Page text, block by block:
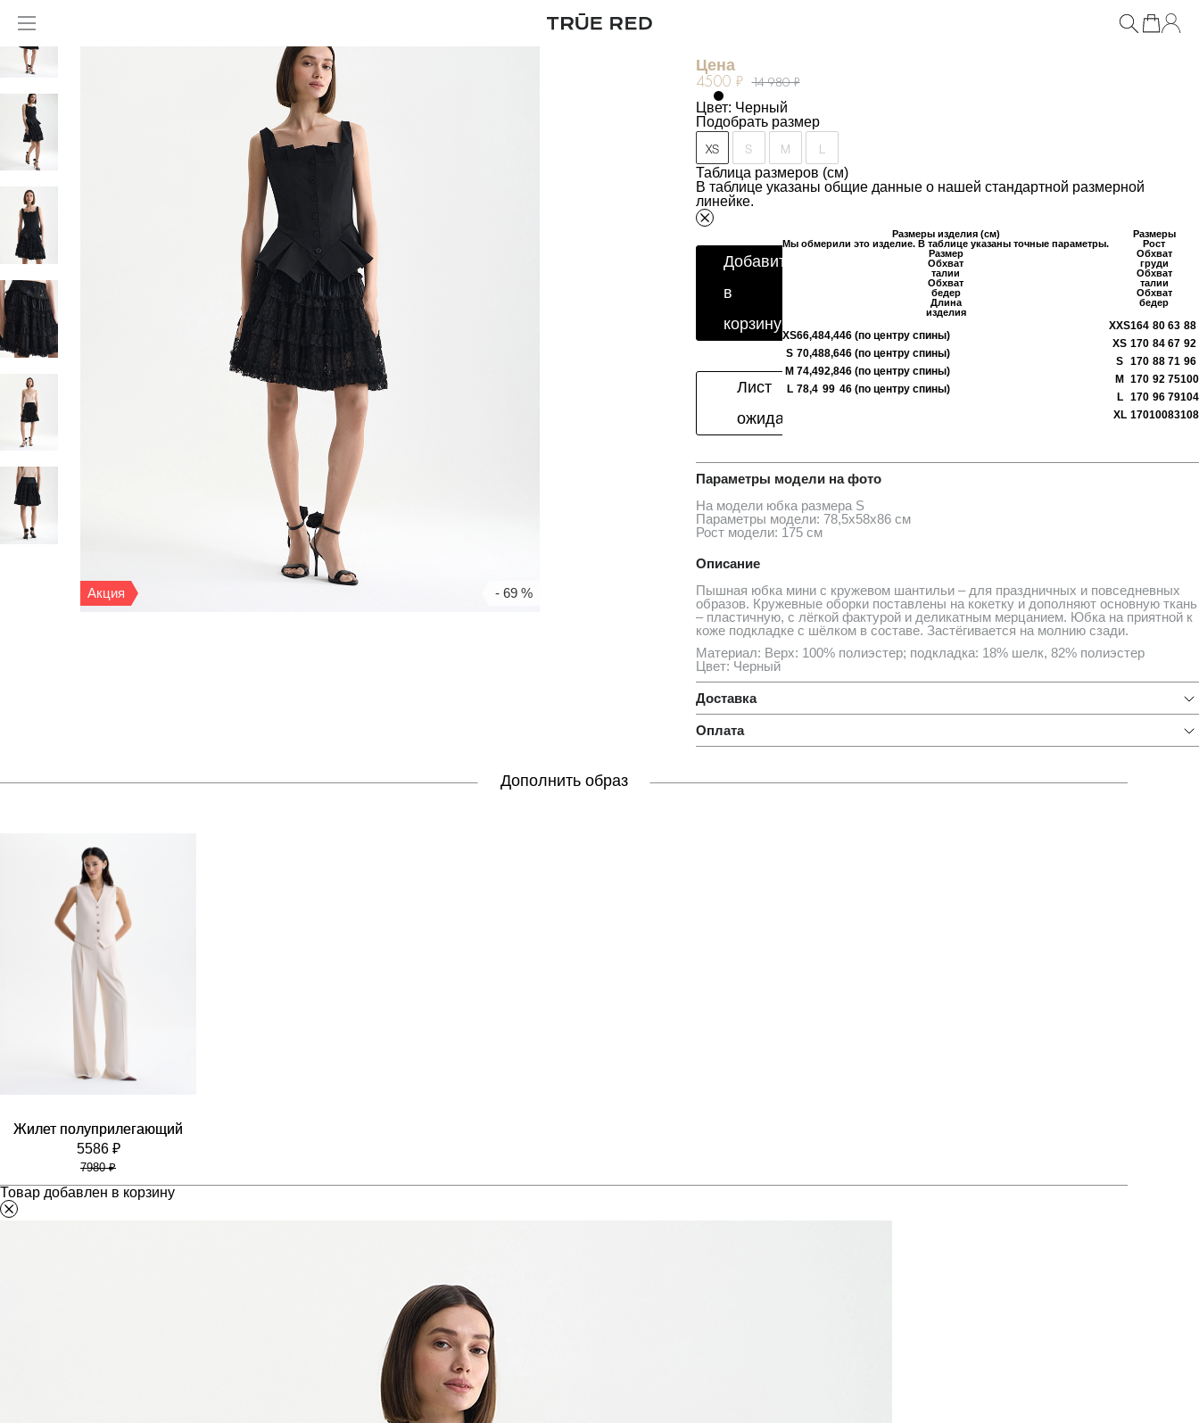
- 69 %
Акция
Цена
4500 ₽ 14 980 ₽
Цвет: Черный
Подобрать размер
XS S M
Таблица размеров (см)
В таблице указаны общие данные о нашей стандартной размерной
линейке.
Размеры
Рост
Обхват
груди
Обхват
талии
Обхват
бедер
XXS164 80 63 88
XS 170 84 67 92
S 170 88 71 96
M
170 92 75100
L
170 96 79104
XL 17010083108
Размеры изделия (см)
Мы обмерили это изделие. В таблице указаны точные параметры.
Размер
Обхват
талии
Обхват
бедер
Длина
изделия
XS66,484,446 (по центру спины)
S 70,488,646 (по центру спины)
M 74,492,846 (по центру спины)
L 78,4 99 46 (по центру спины)
Добавить
в
корзину
Лист
ожидания
Параметры модели на фото
На модели юбка размера S
Параметры модели: 78,5х58х86 см
Рост модели: 175 см
Описание
Пышная юбка мини с кружевом шантильи – для праздничных и повседневных
образов. Кружевные оборки поставлены на кокетку и дополняют основную ткань
– пластичную, с лёгкой фактурой и деликатным мерцанием. Юбка на приятной к
коже подкладке с шёлком в составе. Застёгивается на молнию сзади.
Материал: Верх: 100% полиэстер; подкладка: 18% шелк, 82% полиэстер
Цвет: Черный
Доставка
Оплата
Дополнить образ
Жилет полуприлегающий
5586 ₽
7980 ₽
Товар добавлен в корзину